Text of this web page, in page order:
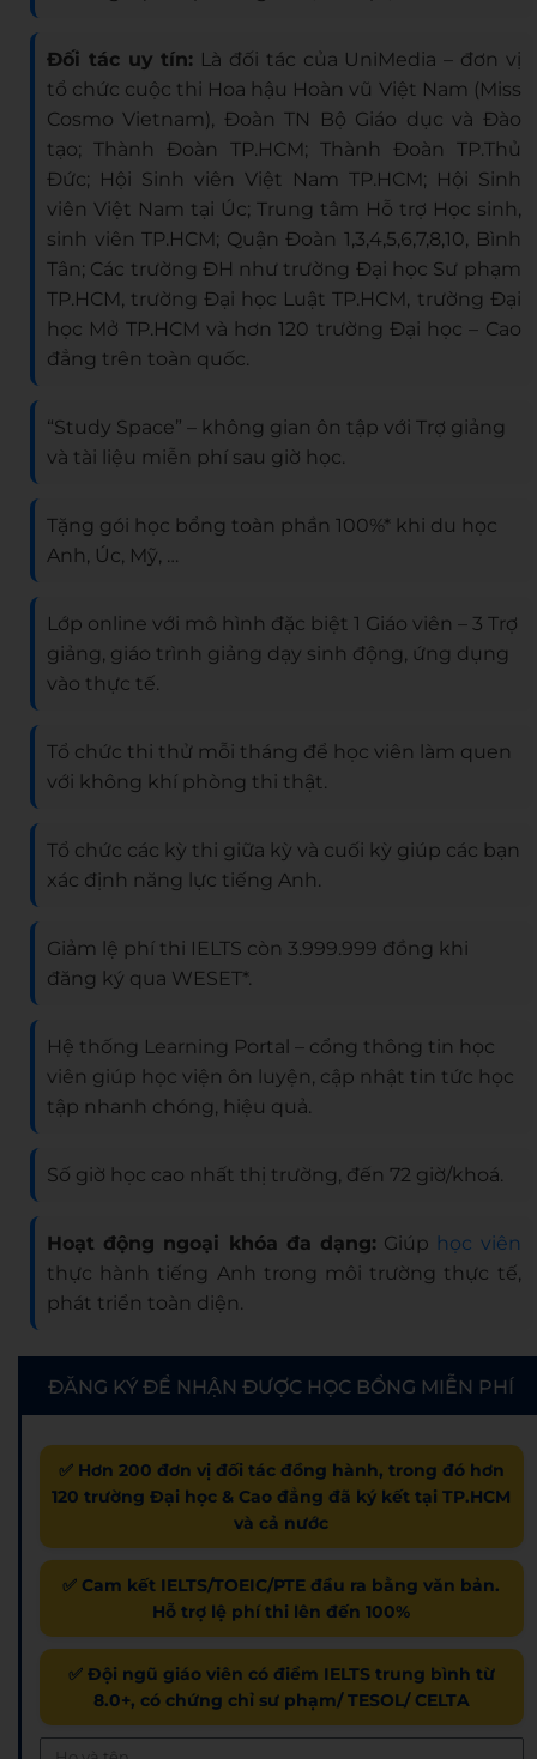
Đối tác uy tín: Là đối tác của UniMedia – đơn vị
tổ chức cuộc thi Hoa hậu Hoàn vũ Việt Nam (Miss
Cosmo Vietnam), Đoàn TN Bộ Giáo dục và Đào
tạo; Thành Đoàn TP.HCM; Thành Đoàn TP.Thủ
Đức; Hội Sinh viên Việt Nam TP.HCM; Hội Sinh
viên Việt Nam tại Úc; Trung tâm Hỗ trợ Học sinh,
sinh viên TP.HCM; Quận Đoàn 1,3,4,5,6,7,8,10, Bình
Tân; Các trường ĐH như trường Đại học Sư phạm
TP.HCM, trường Đại học Luật TP.HCM, trường Đại
học Mở TP.HCM và hơn 120 trường Đại học – Cao
đẳng trên toàn quốc.
“Study Space” – không gian ôn tập với Trợ giảng
và tài liệu miễn phí sau giờ học.
Tặng gói học bổng toàn phần 100%* khi du học
Anh, Úc, Mỹ, …
Lớp online với mô hình đặc biệt 1 Giáo viên – 3 Trợ
giảng, giáo trình giảng dạy sinh động, ứng dụng
vào thực tế.
Tổ chức thi thử mỗi tháng để học viên làm quen
với không khí phòng thi thật.
Tổ chức các kỳ thi giữa kỳ và cuối kỳ giúp các bạn
xác định năng lực tiếng Anh.
Giảm lệ phí thi IELTS còn 3.999.999 đồng khi
đăng ký qua WESET*.
Hệ thống Learning Portal – cổng thông tin học
viên giúp học viện ôn luyện, cập nhật tin tức học
tập nhanh chóng, hiệu quả.
Số giờ học cao nhất thị trường, đến 72 giờ/khoá.
Hoạt động ngoại khóa đa dạng: Giúp học viên
thực hành tiếng Anh trong môi trường thực tế,
phát triển toàn diện.
ĐĂNG KÝ ĐỂ NHẬN ĐƯỢC HỌC BỔNG MIỄN PHÍ
✅ Hơn 200 đơn vị đối tác đồng hành, trong đó hơn
120 trường Đại học & Cao đẳng đã ký kết tại TP.HCM
và cả nước
✅ Cam kết IELTS/TOEIC/PTE đầu ra bằng văn bản.
Hỗ trợ lệ phí thi lên đến 100%
✅ Đội ngũ giáo viên có điểm IELTS trung bình từ
8.0+, có chứng chỉ sư phạm/ TESOL/ CELTA